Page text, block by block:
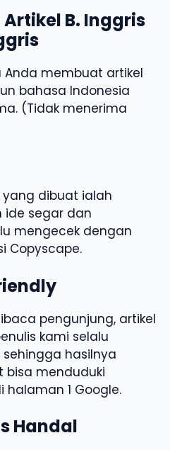
B. Inggris
membuat artikel
bahasa Indonesia
(Tidak menerima
yang dibuat ialah
ide segar dan
mengecek dengan
Copyscape.
pengunjung, artikel
kami selalu
sehingga hasilnya
bisa menduduki
halaman 1 Google.
Handal